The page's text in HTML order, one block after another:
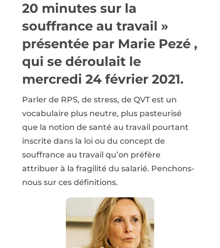
20 minutes sur la
souffrance au travail »
présentée par Marie Pezé ,
qui se déroulait le
mercredi 24 février 2021.
Parler de RPS, de stress, de QVT est un
vocabulaire plus neutre, plus pasteurisé
que la notion de santé au travail pourtant
inscrite dans la loi ou du concept de
souffrance au travail qu’on préfère
attribuer à la fragilité du salarié. Penchons-
nous sur ces définitions.